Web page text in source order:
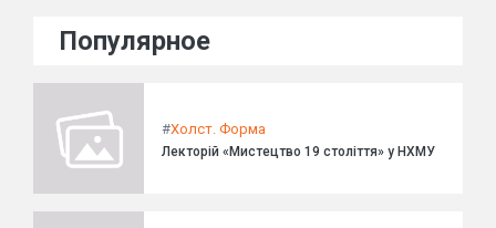
Популярное
#Холст. Форма
Лекторій «Мистецтво 19 століття» у НХМУ